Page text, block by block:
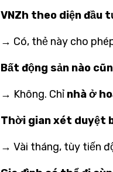
VNZh theo diện đầu
→ Có, thẻ này cho
Bất động sản nào
→ Không. Chỉ nhà ở
Thời gian xét duyệt
→ Vài tháng, tùy tiến